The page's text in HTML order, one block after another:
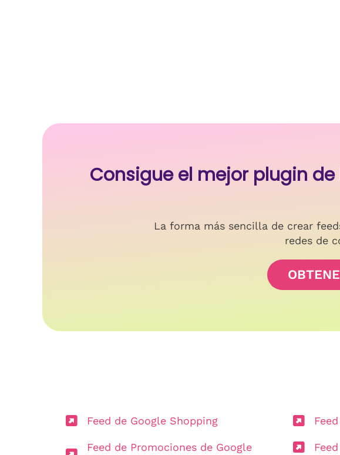
Consigue el mejor plugin
La forma más sencilla de crear
redes de
Feed de Google Shopping
Feed de Promociones de Google